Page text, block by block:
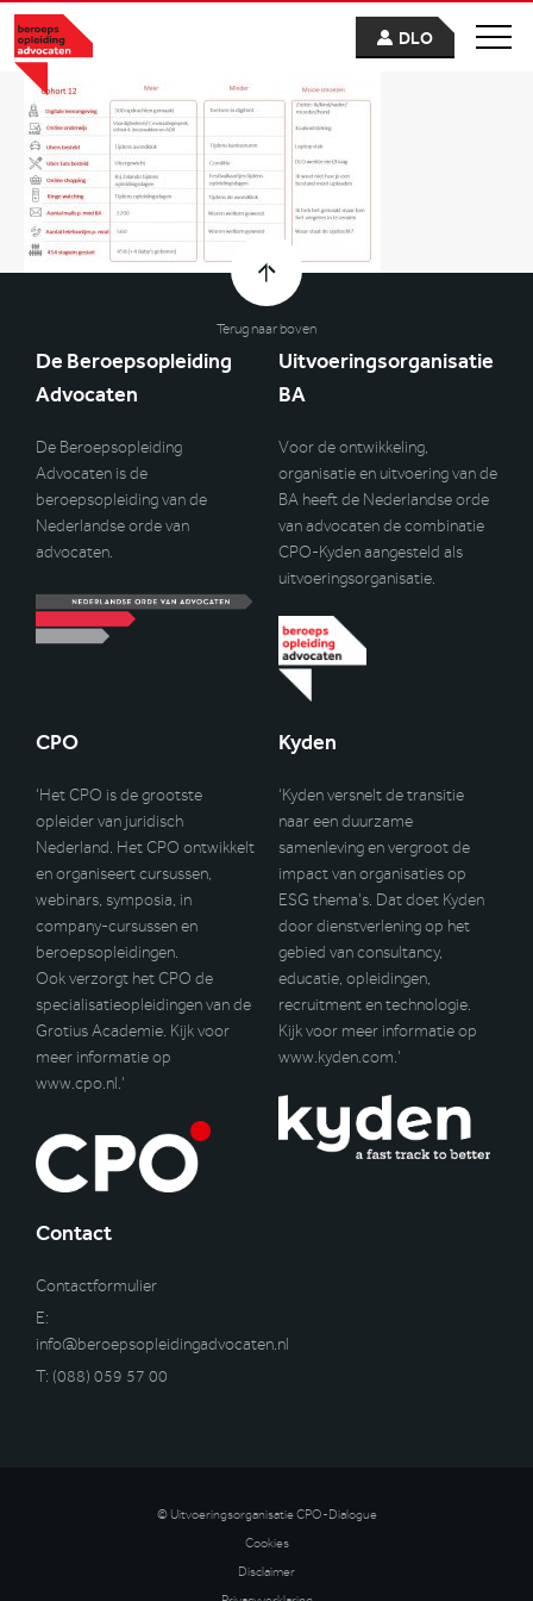
DLO
Terug naar boven
De Beroepsopleiding
Advocaten
De Beroepsopleiding
Advocaten is de
beroepsopleiding van de
Nederlandse orde van
advocaten.
Uitvoeringsorganisatie
BA
Voor de ontwikkeling,
organisatie en uitvoering van de
BA heeft de Nederlandse orde
van advocaten de combinatie
CPO-Kyden aangesteld als
uitvoeringsorganisatie.
CPO
‘Het CPO is de grootste
opleider van juridisch
Nederland. Het CPO ontwikkelt
en organiseert cursussen,
webinars, symposia, in
company-cursussen en
beroepsopleidingen.
Ook verzorgt het CPO de
specialisatieopleidingen van de
Grotius Academie. Kijk voor
meer informatie op
www.cpo.nl.’
Kyden
‘Kyden versnelt de transitie
naar een duurzame
samenleving en vergroot de
impact van organisaties op
ESG thema’s. Dat doet Kyden
door dienstverlening op het
gebied van consultancy,
educatie, opleidingen,
recruitment en technologie.
Kijk voor meer informatie op
www.kyden.com.’
Contact
Contactformulier
E:
info@beroepsopleidingadvocaten.nl
T: (088) 059 57 00
© Uitvoeringsorganisatie CPO-Dialogue
Cookies
Disclaimer